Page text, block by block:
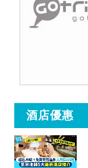
酒店優惠